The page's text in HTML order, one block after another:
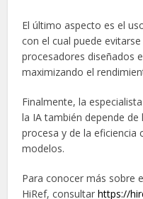
El último aspecto es el
con el cual puede
procesadores diseñados
maximizando el
Finalmente, la
la IA también depende
procesa y de la eficiencia
modelos.
Para conocer más sobre
HiRef, consultarhttps://